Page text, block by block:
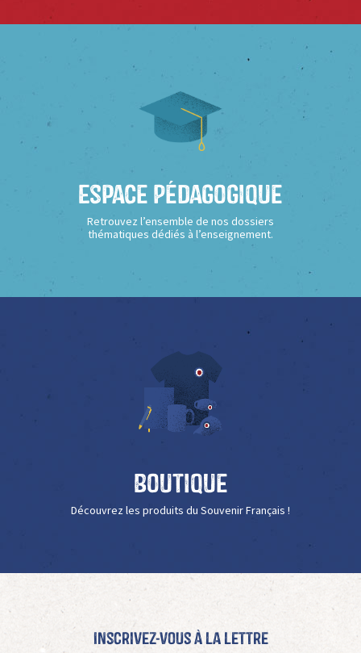
Espace Pédagogique
Retrouvez l’ensemble de nos dossiers
thématiques dédiés à l’enseignement.
Boutique
Découvrez les produits du Souvenir Français !
Inscrivez-vous à La Lettre